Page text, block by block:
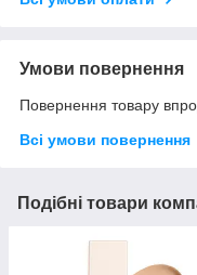
Умови повернення
Повернення товару
Всі умови повернення
Подібні товари